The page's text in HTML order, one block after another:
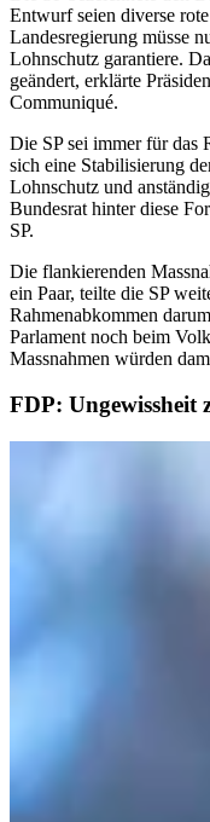
Entwurf seien diverse
Landesregierung müsse
Lohnschutz garantiere.
geändert, erklärte
Communiqué.
Die SP sei immer für das
sich eine Stabilisierung
Lohnschutz und
Bundesrat hinter diese
SP.
Die flankierenden
ein Paar, teilte die SP
Rahmenabkommen
Parlament noch beim
Massnahmen würden
FDP: Ungewissheit